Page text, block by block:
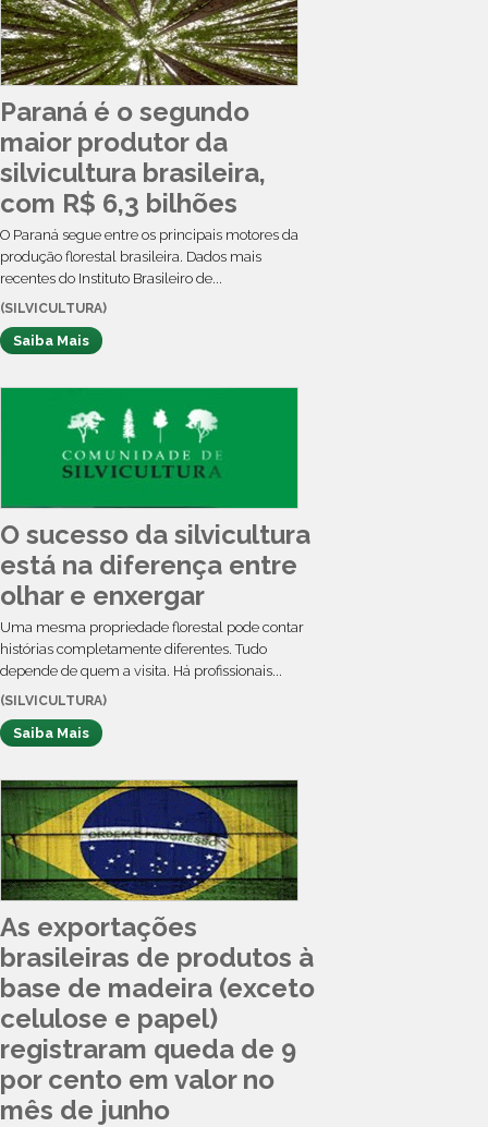
Paraná é o segundo
maior produtor da
silvicultura brasileira,
com R$ 6,3 bilhões
O Paraná segue entre os principais motores da
produção florestal brasileira. Dados mais
recentes do Instituto Brasileiro de...
(SILVICULTURA)
Saiba Mais
O sucesso da silvicultura
está na diferença entre
olhar e enxergar
Uma mesma propriedade florestal pode contar
histórias completamente diferentes. Tudo
depende de quem a visita. Há profissionais...
(SILVICULTURA)
Saiba Mais
As exportações
brasileiras de produtos à
base de madeira (exceto
celulose e papel)
registraram queda de 9
por cento em valor no
mês de junho